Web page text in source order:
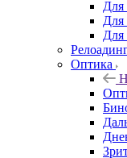
Для
Для
Оптика